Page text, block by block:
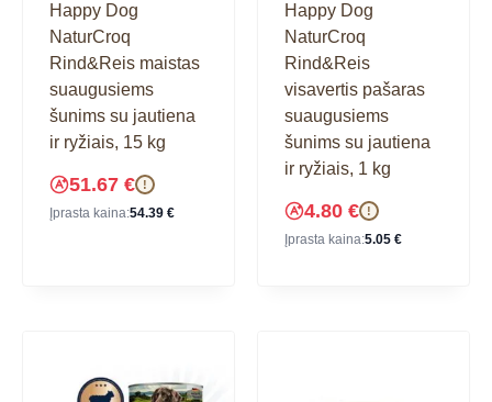
Happy Dog
NaturCroq
Rind&Reis maistas
suaugusiems
šunims su jautiena
ir ryžiais, 15 kg
51.67 € !
Įprasta kaina:54.39 €
Happy Dog
NaturCroq
Rind&Reis
visavertis pašaras
suaugusiems
šunims su jautiena
ir ryžiais, 1 kg
4.80 € !
Įprasta kaina:5.05 €